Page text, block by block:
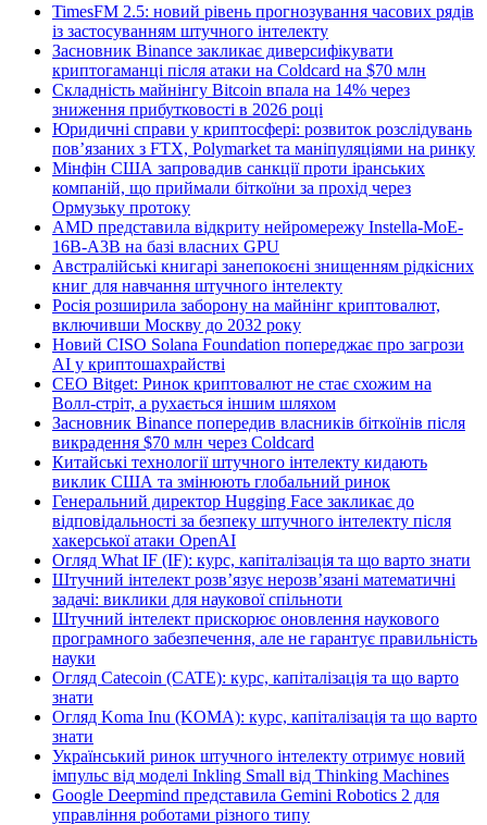
TimesFM 2.5: новий рівень прогнозування часових рядів
із застосуванням штучного інтелекту
Засновник Binance закликає диверсифікувати
криптогаманці після атаки на Coldcard на $70 млн
Складність майнінгу Bitcoin впала на 14% через
зниження прибутковості в 2026 році
Юридичні справи у криптосфері: розвиток розслідувань
пов’язаних з FTX, Polymarket та маніпуляціями на ринку
Мінфін США запровадив санкції проти іранських
компаній, що приймали біткоїни за прохід через
Ормузьку протоку
AMD представила відкриту нейромережу Instella-MoE-
16B-A3B на базі власних GPU
Австралійські книгарі занепокоєні знищенням рідкісних
книг для навчання штучного інтелекту
Росія розширила заборону на майнінг криптовалют,
включивши Москву до 2032 року
Новий CISO Solana Foundation попереджає про загрози
AI у криптошахрайстві
CEO Bitget: Ринок криптовалют не стає схожим на
Волл-стріт, а рухається іншим шляхом
Засновник Binance попередив власників біткоїнів після
викрадення $70 млн через Coldcard
Китайські технології штучного інтелекту кидають
виклик США та змінюють глобальний ринок
Генеральний директор Hugging Face закликає до
відповідальності за безпеку штучного інтелекту після
хакерської атаки OpenAI
Огляд What IF (IF): курс, капіталізація та що варто знати
Штучний інтелект розв’язує нерозв’язані математичні
задачі: виклики для наукової спільноти
Штучний інтелект прискорює оновлення наукового
програмного забезпечення, але не гарантує правильність
науки
Огляд Catecoin (CATE): курс, капіталізація та що варто
знати
Огляд Koma Inu (KOMA): курс, капіталізація та що варто
знати
Український ринок штучного інтелекту отримує новий
імпульс від моделі Inkling Small від Thinking Machines
Google Deepmind представила Gemini Robotics 2 для
управління роботами різного типу